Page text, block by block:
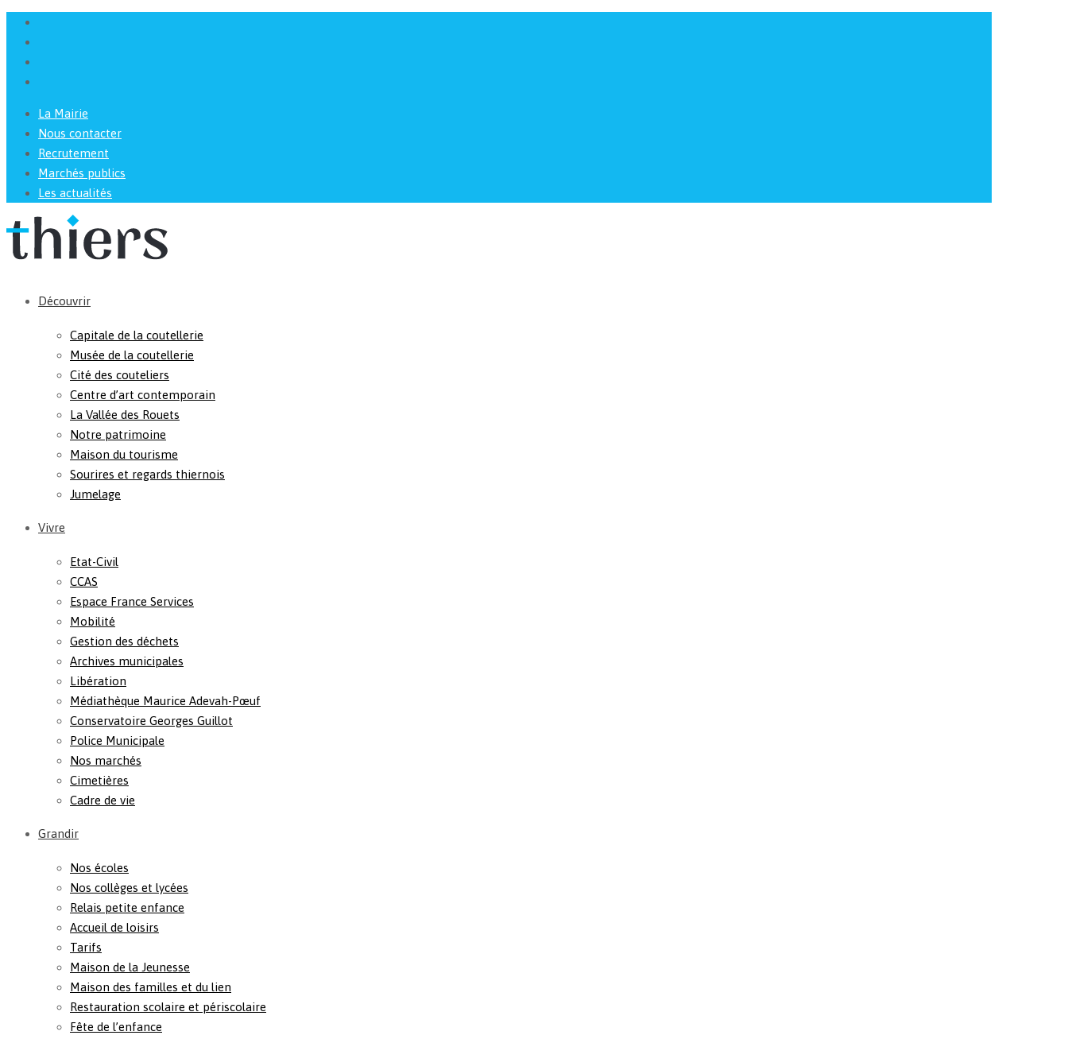
La Mairie
Nous contacter
Recrutement
Marchés publics
Les actualités
Découvrir
Capitale de la coutellerie
Musée de la coutellerie
Cité des couteliers
Centre d’art contemporain
La Vallée des Rouets
Notre patrimoine
Maison du tourisme
Sourires et regards thiernois
Jumelage
Vivre
Etat-Civil
CCAS
Espace France Services
Mobilité
Gestion des déchets
Archives municipales
Libération
Médiathèque Maurice Adevah-Pœuf
Conservatoire Georges Guillot
Police Municipale
Nos marchés
Cimetières
Cadre de vie
Grandir
Nos écoles
Nos collèges et lycées
Relais petite enfance
Accueil de loisirs
Tarifs
Maison de la Jeunesse
Maison des familles et du lien
Restauration scolaire et périscolaire
Fête de l’enfance